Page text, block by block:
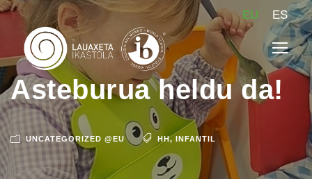
EU ES
Asteburua heldu da!
UNCATEGORIZED @EU HH, INFANTIL